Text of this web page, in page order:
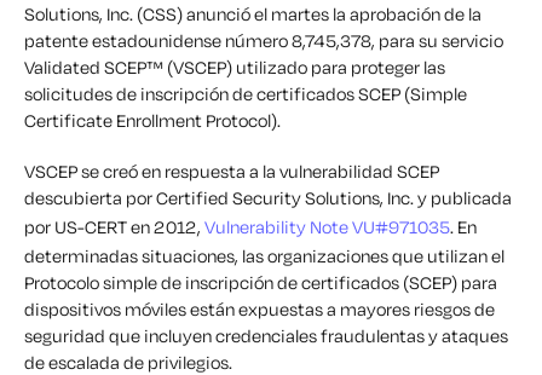
Solutions, Inc. (CSS) anunció el martes la aprobación de la
patente estadounidense número 8,745,378, para su servicio
Validated SCEP™ (VSCEP) utilizado para proteger las
solicitudes de inscripción de certificados SCEP (Simple
Certificate Enrollment Protocol).
VSCEP se creó en respuesta a la vulnerabilidad SCEP
descubierta por Certified Security Solutions, Inc. y publicada
por US-CERT en 2012, Vulnerability Note VU#971035. En
determinadas situaciones, las organizaciones que utilizan el
Protocolo simple de inscripción de certificados (SCEP) para
dispositivos móviles están expuestas a mayores riesgos de
seguridad que incluyen credenciales fraudulentas y ataques
de escalada de privilegios.